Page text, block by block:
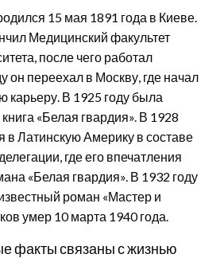
15 мая 1891 года в Киеве.
Медицинский факультет
после чего работал
он переехал в Москву, где начал
карьеру. В 1925 году была
«Белая гвардия». В 1928
в Латинскую Америку в составе
где его впечатления
«Белая гвардия». В 1932 году
роман «Мастер и
умер 10 марта 1940 года.
факты связаны с жизнью